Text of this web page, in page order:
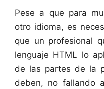
Pese a que para
otro idioma, es
que un profesional
lenguaje HTML lo
de las partes de la
deben, no fallando